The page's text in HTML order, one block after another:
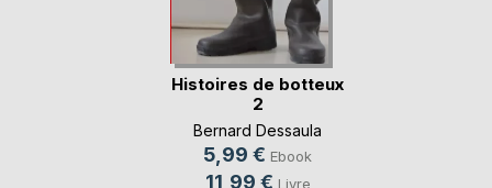
Histoires de botteux
2
Bernard Dessaula
5,99 € Ebook
11,99 € Livre